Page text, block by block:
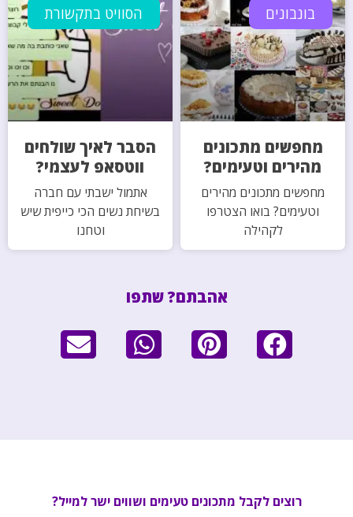
בונבונים
מחפשים מתכונים
מהירים וטעימים?
מחפשים מתכונים מהירים
וטעימים? בואו הצטרפו
לקהילה
הסוויט בתקשורת
הסבר לאיך שולחים
ווטסאפ לעצמי?
אתמול ישבתי עם חברה
בשיחת נשים הכי כייפית שיש
וטחנו
אהבתם? שתפו
רוצים לקבל מתכונים טעימים ושווים ישר למייל?